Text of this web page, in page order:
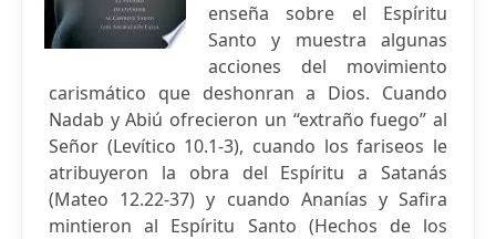
enseña sobre el Espíritu
Santo y muestra algunas
acciones del movimiento
carismático que deshonran a Dios. Cuando
Nadab y Abiú ofrecieron un “extraño fuego” al
Señor (Levítico 10.1-3), cuando los fariseos le
atribuyeron la obra del Espíritu a Satanás
(Mateo 12.22-37) y cuando Ananías y Safira
mintieron al Espíritu Santo (Hechos de los